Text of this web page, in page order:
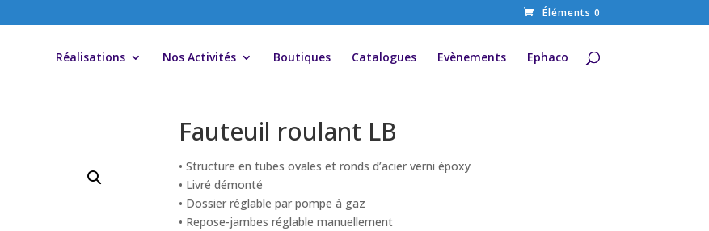
Éléments 0
Réalisations Nos Activités Boutiques Catalogues Evènements Ephaco
Fauteuil roulant LB
• Structure en tubes ovales et ronds d’acier verni époxy
• Livré démonté
• Dossier réglable par pompe à gaz
• Repose-jambes réglable manuellement